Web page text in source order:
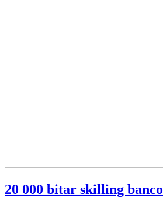
20 000 bitar skilling banco